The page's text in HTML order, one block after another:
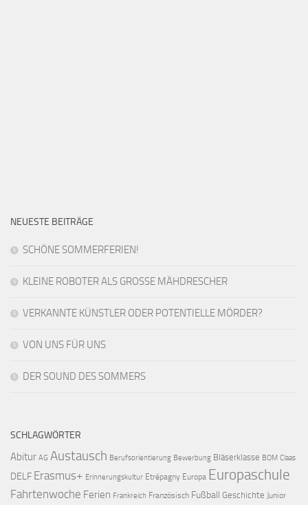
NEUESTE BEITRÄGE
SCHÖNE SOMMERFERIEN!
KLEINE ROBOTER ALS GROSSE MÄHDRESCHER
VERKANNTE KÜNSTLER ODER POTENTIELLE MÖRDER?
VON UNS FÜR UNS
DER SOUND DES SOMMERS
SCHLAGWÖRTER
Abitur AG Austausch Berufsorientierung Bewerbung Bläserklasse BOM Claas
DELF Erasmus+ Erinnerungskultur Etrépagny Europa Europaschule
Fahrtenwoche Ferien Frankreich Französisch Fußball Geschichte Junior